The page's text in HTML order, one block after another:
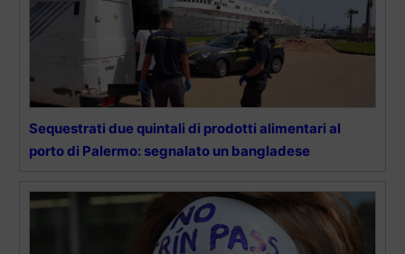
Sequestrati due quintali di prodotti alimentari al
porto di Palermo: segnalato un bangladese